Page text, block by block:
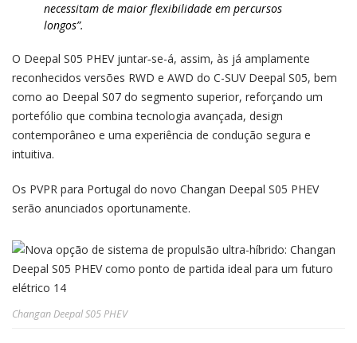
necessitam de maior flexibilidade em percursos
longos”.
O Deepal S05 PHEV juntar‑se-á, assim, às já amplamente
reconhecidos versões RWD e AWD do C-SUV Deepal S05, bem
como ao Deepal S07 do segmento superior, reforçando um
portefólio que combina tecnologia avançada, design
contemporâneo e uma experiência de condução segura e
intuitiva.
Os PVPR para Portugal do novo Changan Deepal S05 PHEV
serão anunciados oportunamente.
Changan Deepal S05 PHEV